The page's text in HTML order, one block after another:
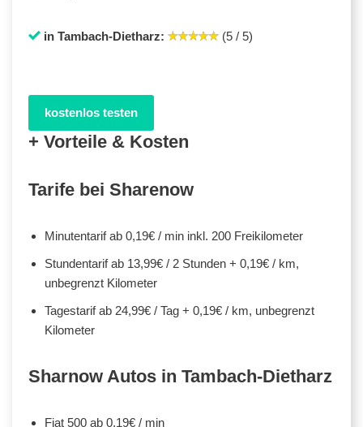
in Tambach-Dietharz: (5 / 5)
kostenlos testen
+ Vorteile & Kosten
Tarife bei Sharenow
Minutentarif ab 0,19€ / min inkl. 200 Freikilometer
Stundentarif ab 13,99€ / 2 Stunden + 0,19€ / km,
unbegrenzt Kilometer
Tagestarif ab 24,99€ / Tag + 0,19€ / km, unbegrenzt
Kilometer
Sharnow Autos in Tambach-Dietharz
Fiat 500 ab 0,19€ / min